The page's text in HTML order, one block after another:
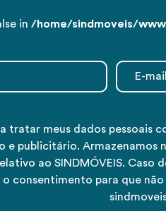
in /home/sindmoveis/
tratar meus dados pessoais
publicitário. Armazenamos
ao SINDMÓVEIS. Caso
consentimento para que